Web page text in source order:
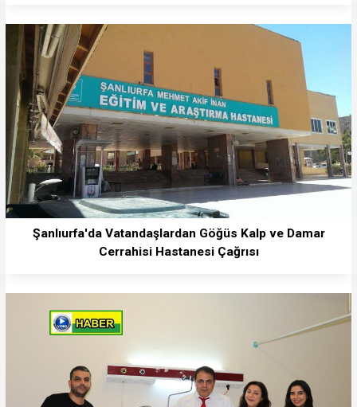
Şanlıurfa'da Vatandaşlardan Göğüs Kalp ve Damar
Cerrahisi Hastanesi Çağrısı